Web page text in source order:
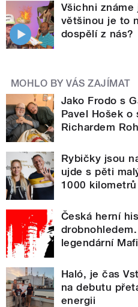
Všichni známe
většinou je to
dospělí z nás?
MOHLO BY VÁS ZAJÍMAT
Jako Frodo s
Pavel Hošek o
Richardem
Rybičky jsou
ujde s pěti
1000 kilometrů
Česká herní
legendární
Haló, je čas
na debutu
energii